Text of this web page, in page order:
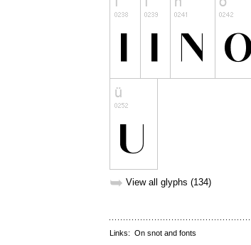
➥ View all glyphs (134)
Links: On snot and fonts